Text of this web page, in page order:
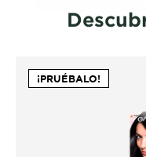
¡PRUÉBALO!